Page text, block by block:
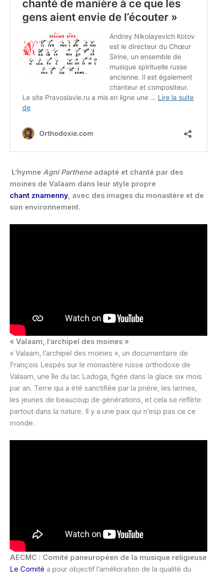
L’hymne Agni Partheneadapté et chanté par des
moines de Valaam dans leur style propre
chant znamenny, avec des images du monastère et de
son environnement.
« Valaam, l’archipel des moines »
« Valaam, l’archipel des moines », un documentaire de
François Lespés sur le monastère russe orthodoxe de
Valaam, une île du lac Ladoga, figée dans la glace six mois
par an. Terre qui a été sanctifiée par la prière, les larmes,
les jeunes de beaucoup de générations, et cela se reflète
partout dans la nature. Il y a une paix qui n’esp pas ce ce
monde.
AECMC : Comité paneuropéen de la musique religieuse
Le Comité a pour objectif l’amélioration de la qualité du